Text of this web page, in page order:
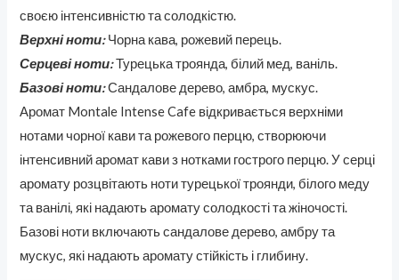
своєю інтенсивністю та солодкістю.
Верхні ноти:Чорна кава, рожевий перець.
Серцеві ноти:Турецька троянда, білий мед, ваніль.
Базові ноти:Сандалове дерево, амбра, мускус.
Аромат Montale Intense Cafe відкривається верхніми
нотами чорної кави та рожевого перцю, створюючи
інтенсивний аромат кави з нотками гострого перцю. У серці
аромату розцвітають ноти турецької троянди, білого меду
та ванілі, які надають аромату солодкості та жіночості.
Базові ноти включають сандалове дерево, амбру та
мускус, які надають аромату стійкість і глибину.